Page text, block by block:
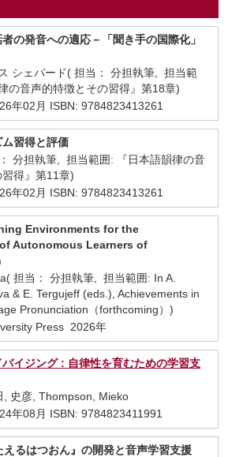
の発音への適応－「聞き手の国際化」
シェパード( 担当： 分担執筆, 担当範
の音声的特徴とその習得』第18章)
年02月 ISBN: 9784823413261
習得と評価
分担執筆, 担当範囲: 『日本語韻律の音
得』第11章)
年02月 ISBN: 9784823413261
Environments for the
Autonomous Learners of
担当： 分担執筆, 担当範囲: In A.
& E. Tergujeff (eds.), Achievements in
Pronunciation（forthcoming）)
Press 2026年
バイジング : 自律性を育むための学習支
, 史彦, Thompson, Mieko
年08月 ISBN: 9784823411991
るはつおん』の開発と音声学習支援